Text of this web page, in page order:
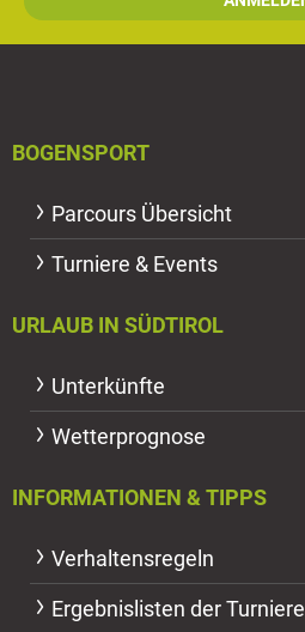
BOGENSPORT
Parcours Übersicht
Turniere & Events
URLAUB IN SÜDTIROL
Unterkünfte
Wetterprognose
INFORMATIONEN & TIPPS
Verhaltensregeln
Ergebnislisten der Turniere